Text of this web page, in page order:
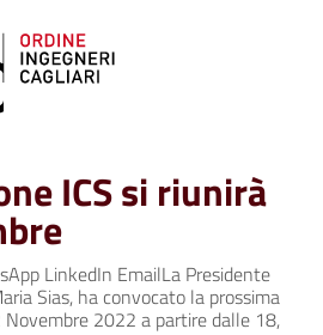
ICS si riunirà
LinkedIn EmailLa Presidente
Sias, ha convocato la prossima
2022 a partire dalle 18,